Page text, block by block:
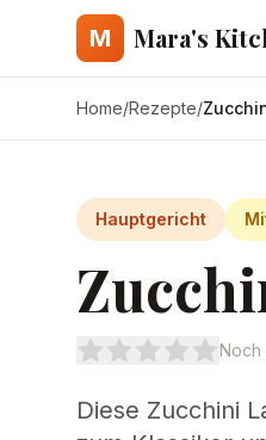
M Mara's
Home/Rezepte/
Hauptgericht
Diese Zucchini